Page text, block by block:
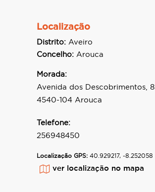
Localização
Distrito: Aveiro
Concelho: Arouca
Morada:
Avenida dos Descobrimentos, 8
4540-104 Arouca
Telefone:
256948450
Localização GPS: 40.929217, -8.252058
ver localização no mapa